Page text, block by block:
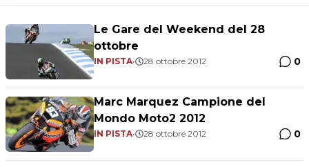
Le Gare del Weekend del 28
ottobre
IN PISTA• 28 ottobre 2012 0
Marc Marquez Campione del
Mondo Moto2 2012
IN PISTA• 28 ottobre 2012 0